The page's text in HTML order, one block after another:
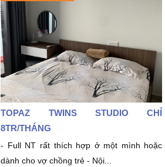
TOPAZ TWINS STUDIO CHỈ
8TR/THÁNG
- Full NT rất thích hợp ở một mình hoặc
dành cho vợ chồng trẻ - Nội...